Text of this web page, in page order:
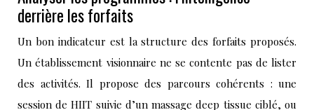
derrière les forfaits
Un bon indicateur est la structure des forfaits proposés.
Un établissement visionnaire ne se contente pas de lister
des activités. Il propose des parcours cohérents : une
session de HIIT suivie d’un massage deep tissue ciblé, ou